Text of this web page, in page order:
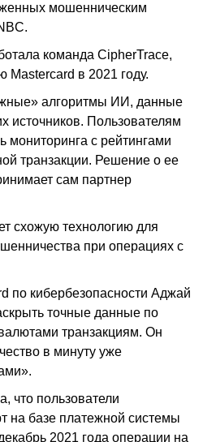
мошенническим
команда CipherTrace,
Mastercard в 2021 году.
алгоритмы ИИ, данные
источников. Пользователям
мониторинга с рейтингами
транзакции. Решение о ее
сам партнер
схожую технологию для
при операциях с
по кибербезопасности Аджай
точные данные по
транзакциям. Он
в минуту уже
что пользователи
на базе платежной системы
2021 года операции на